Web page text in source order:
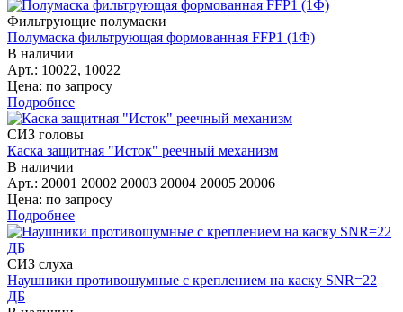
Фильтрующие полумаски
Полумаска фильтрующая формованная FFP1 (1Ф)
В наличии
Арт.: 10022, 10022
Цена: по запросу
Подробнее
СИЗ головы
Каска защитная "Исток" реечный механизм
В наличии
Арт.: 20001 20002 20003 20004 20005 20006
Цена: по запросу
Подробнее
СИЗ слуха
Наушники противошумные с креплением на каску SNR=22
ДБ